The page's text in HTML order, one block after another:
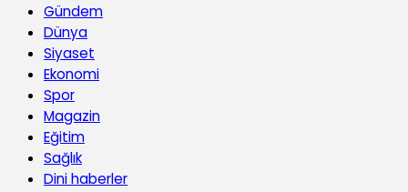
Gündem
Dünya
Siyaset
Ekonomi
Spor
Magazin
Eğitim
Sağlık
Dini haberler